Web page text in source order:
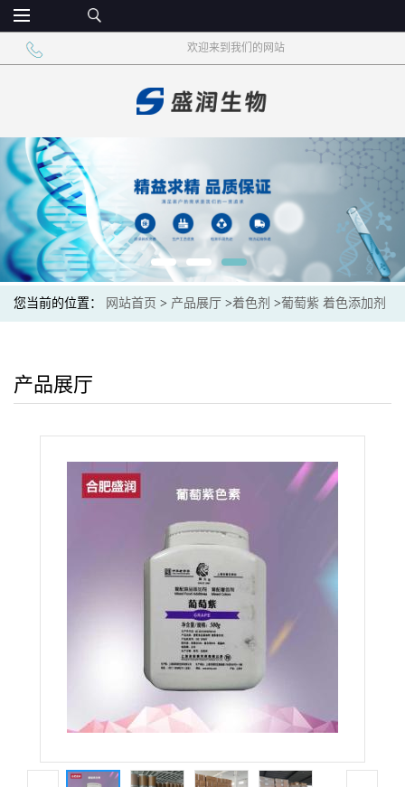
欢迎来到我们的网站
您当前的位置： 网站首页 > 产品展厅 >着色剂 >葡萄紫 着色添加剂
产品展厅